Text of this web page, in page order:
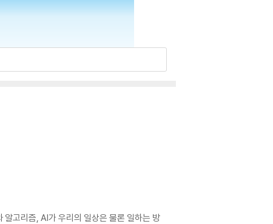
고리즘, AI가 우리의 일상은 물론 일하는 방